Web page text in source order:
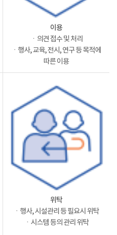
이용
ㆍ의견 접수 및 처리
ㆍ행사, 교육, 전시, 연구 등 목적에
따른 이용
위탁
ㆍ행사, 시설관리 등 필요시 위탁
ㆍ시스템 등의 관리 위탁